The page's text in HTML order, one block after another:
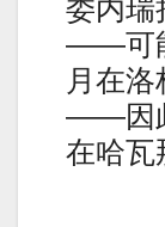
委内瑞
——可
月在
——因
在哈瓦